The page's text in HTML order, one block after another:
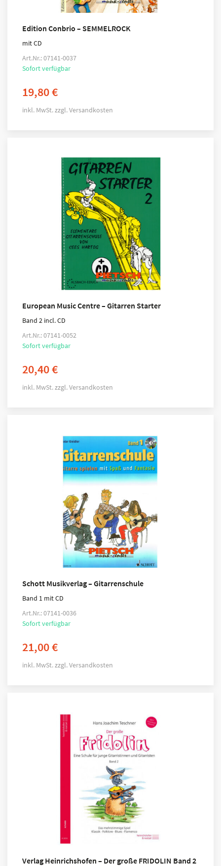
Edition Conbrio – SEMMELROCK
mit CD
Art.Nr.: 07141-0037
Sofort verfügbar
19,80€
inkl. MwSt. zzgl.Versandkosten
European Music Centre – Gitarren Starter
Band 2 incl. CD
Art.Nr.: 07141-0052
Sofort verfügbar
20,40€
inkl. MwSt.zzgl.Versandkosten
Schott Musikverlag – Gitarrenschule
Band 1 mit CD
Art.Nr.: 07141-0036
Sofort verfügbar
21,00€
inkl. MwSt. zzgl.Versandkosten
Verlag Heinrichshofen – Der große FRIDOLIN Band 2